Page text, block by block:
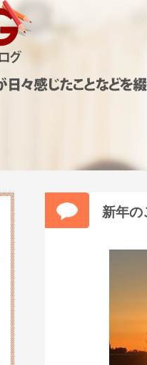
新年の